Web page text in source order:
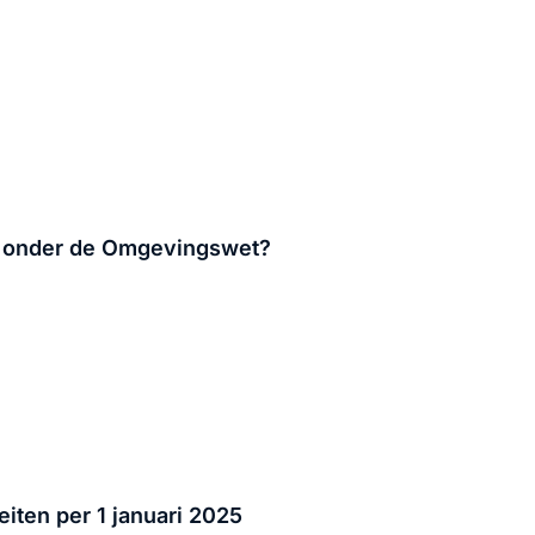
de Omgevingswet?
per 1 januari 2025